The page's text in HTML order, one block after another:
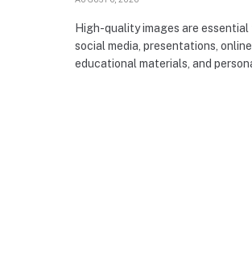
High-quality images are essential
social media, presentations,
educational materials, and